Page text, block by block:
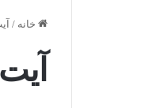
خانه /